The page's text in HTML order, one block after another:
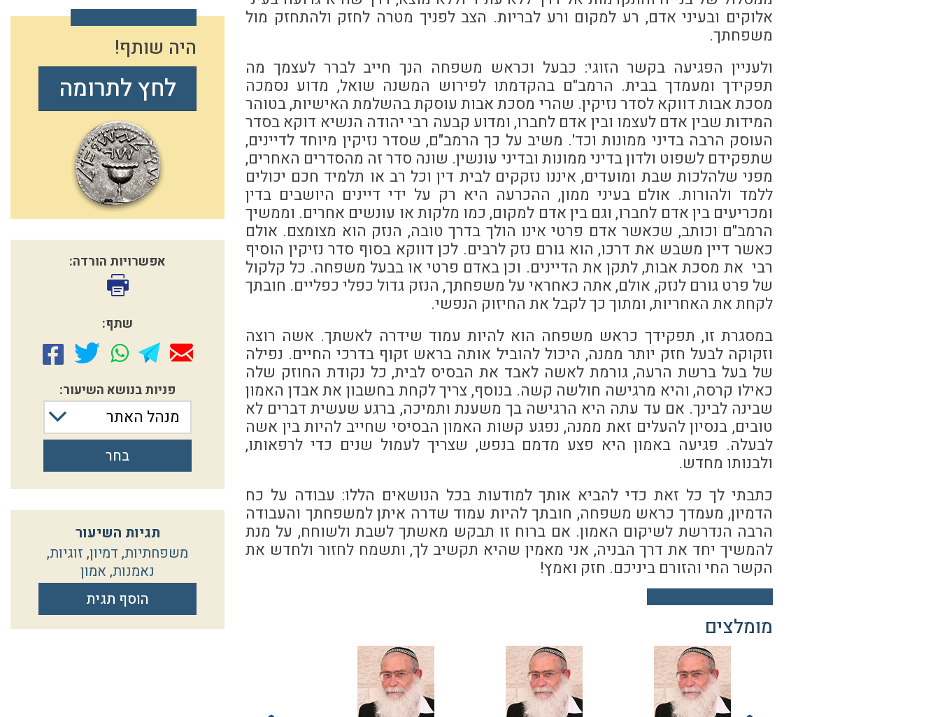
אלוקים ובעיני אדם, רע למקום ורע לבריות. הצב לפניך מטרה לחזק ולהתחזק מול
משפחתך.
ולעניין הפגיעה בקשר הזוגי: כבעל וכראש משפחה הנך חייב לברר לעצמך מה
תפקידך ומעמדך בבית. הרמב"ם בהקדמתו לפירוש המשנה שואל, מדוע נסמכה
מסכת אבות דווקא לסדר נזיקין. שהרי מסכת אבות עוסקת בהשלמת האישיות, בטוהר
המידות שבין אדם לעצמו ובין אדם לחברו, ומדוע קבעה רבי יהודה הנשיא דוקא בסדר
העוסק הרבה בדיני ממונות וכד'. משיב על כך הרמב"ם, שסדר נזיקין מיוחד לדיינים,
שתפקידם לשפוט ולדון בדיני ממונות ובדיני עונשין. שונה סדר זה מהסדרים האחרים,
מפני שלהלכות שבת ומועדים, איננו נזקקים לבית דין וכל רב או תלמיד חכם יכולים
ללמד ולהורות. אולם בעיני ממון, ההכרעה היא רק על ידי דיינים היושבים בדין
ומכריעים בין אדם לחברו, וגם בין אדם למקום, כמו מלקות או עונשים אחרים. וממשיך
הרמב"ם וכותב, שכאשר אדם פרטי אינו הולך בדרך טובה, הנזק הוא מצומצם. אולם
כאשר דיין משבש את דרכו, הוא גורם נזק לרבים. לכן דווקא בסוף סדר נזיקין הוסיף
רבי את מסכת אבות, לתקן את הדיינים. וכן באדם פרטי או בבעל משפחה. כל קלקול
של פרט גורם לנזק, אולם, אתה כאחראי על משפחתך, הנזק גדול כפלי כפליים. חובתך
לקחת את האחריות, ומתוך כך לקבל את החיזוק הנפשי.
במסגרת זו, תפקידך כראש משפחה הוא להיות עמוד שידרה לאשתך. אשה רוצה
וזקוקה לבעל חזק יותר ממנה, היכול להוביל אותה בראש זקוף בדרכי החיים. נפילה
של בעל ברשת הרעה, גורמת לאשה לאבד את הבסיס לבית, כל נקודת החוזק שלה
כאילו קרסה, והיא מרגישה חולשה קשה. בנוסף, צריך לקחת בחשבון את אבדן האמון
שבינה לבינך. אם עד עתה היא הרגישה בך משענת ותמיכה, ברגע שעשית דברים לא
טובים, בנסיון להעלים זאת ממנה, נפגע קשות האמון הבסיסי שחייב להיות בין אשה
לבעלה. פגיעה באמון היא פצע מדמם בנפש, שצריך לעמול שנים כדי לרפאותו,
ולבנותו מחדש.
כתבתי לך כל זאת כדי להביא אותך למודעות בכל הנושאים הללו: עבודה על כח
הדמיון, מעמדך כראש משפחה, חובתך להיות עמוד שדרה איתן למשפחתך והעבודה
הרבה הנדרשת לשיקום האמון. אם ברוח זו תבקש מאשתך לשבת ולשוחח, על מנת
להמשיך יחד את דרך הבניה, אני מאמין שהיא תקשיב לך, ותשמח לחזור ולחדש את
הקשר החי והזורם ביניכם. חזק ואמץ!
מומלצים
היה שותף!
לחץ לתרומה
אפשרויות הורדה:
שתף:
פניות בנושא השיעור:
מנהל האתר
בחר
תגיות השיעור
משפחתיות, דמיון, זוגיות,
נאמנות, אמון
הוסף תגית